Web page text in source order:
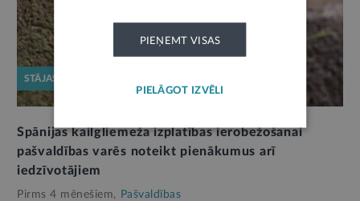
STĀJAS SPĒKĀ
Spānijas kailgliemeža izplatības ierobežošanai
pašvaldības varēs noteikt pienākumus arī
iedzīvotājiem
Pirms 4 mēnešiem, Pašvaldības
PIEŅEMT VISAS
PIELĀGOT IZVĒLI